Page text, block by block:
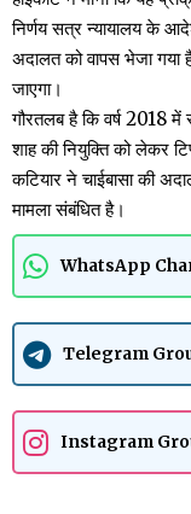
निर्णय सत्र न्यायालय के
अदालत को वापस भेजा गया
जाएगा।
गौरतलब है कि वर्ष 2018 में
शाह की नियुक्ति को लेकर
कटियार ने चाईबासा की
मामला संबंधित है।
WhatsApp
Telegram
Instagram